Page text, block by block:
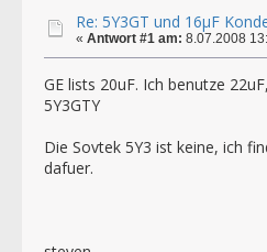
Re: 5Y3GT und 16µF
« Antwort #1 am: 8.07.2008
GE lists 20uF. Ich benutze
5Y3GTY
Die Sovtek 5Y3 ist keine, ich
dafuer.